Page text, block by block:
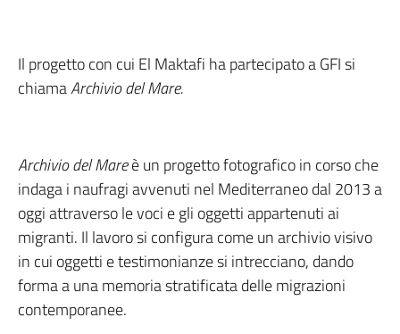
Il progetto con cui El Maktafi ha partecipato a GFI si
chiamaArchivio del Mare.
Archivio del Mareè un progetto fotografico in corso che
indaga i naufragi avvenuti nel Mediterraneo dal 2013 a
oggi attraverso le voci e gli oggetti appartenuti ai
migranti. Il lavoro si configura come un archivio visivo
in cui oggetti e testimonianze si intrecciano, dando
forma a una memoria stratificata delle migrazioni
contemporanee.